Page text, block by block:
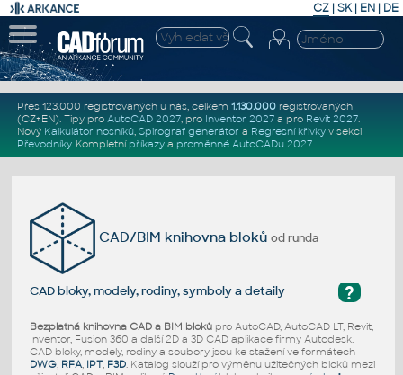
CZ | SK| EN | DE
Přes 123.000 registrovaných u nás, celkem 1.130.000registrovaných
(CZ+EN). Tipy pro AutoCAD 2027, pro Inventor 2027a pro Revit 2027.
Nový Kalkulátor nosníků, Spirograf generátor a Regresní křivkyv sekci
Převodníky. Kompletní příkazya proměnné AutoCADu 2027.
CAD/BIM knihovna blokůod runda
?
CAD bloky, modely, rodiny, symboly a detaily
Bezplatná knihovna CAD a BIM blokůpro AutoCAD, AutoCAD LT, Revit,
Inventor, Fusion 360 a další 2D a 3D CAD aplikace firmy Autodesk.
CAD bloky, modely, rodiny a soubory jsou ke stažení ve formátech
DWG, RFA, IPT, F3D. Katalog slouží pro výměnu užitečných bloků mezi